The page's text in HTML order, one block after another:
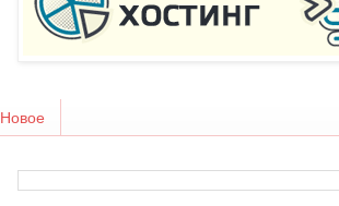
Новое